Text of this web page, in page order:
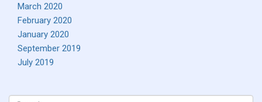
March 2020
February 2020
January 2020
September 2019
July 2019
Search